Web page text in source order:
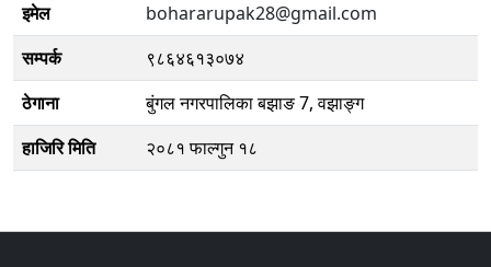
इमेल
bohararupak28@gmail.com
सम्पर्क
९८६४६१३०७४
ठेगाना
बुंगल नगरपालिका बझाङ 7, वझाङ्ग
हाजिरि मिति
२०८१ फाल्गुन १८